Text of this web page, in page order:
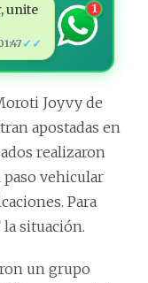
unite
✓✓
1
Joyvy de
apostadas en
realizaron
vehicular
Para
situación.
un grupo